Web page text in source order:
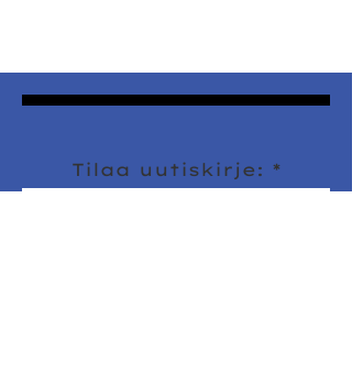
Tilaa uutiskirje: